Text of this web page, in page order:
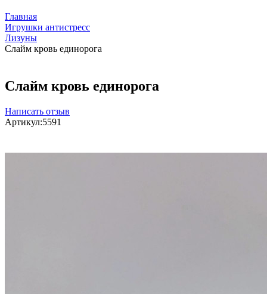
Главная
Игрушки антистресс
Лизуны
Слайм кровь единорога
Слайм кровь единорога
Написать отзыв
Артикул:5591